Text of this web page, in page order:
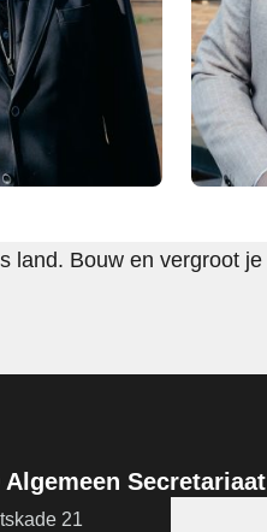
land. Bouw en vergroot je
Algemeen Secretariaat
21